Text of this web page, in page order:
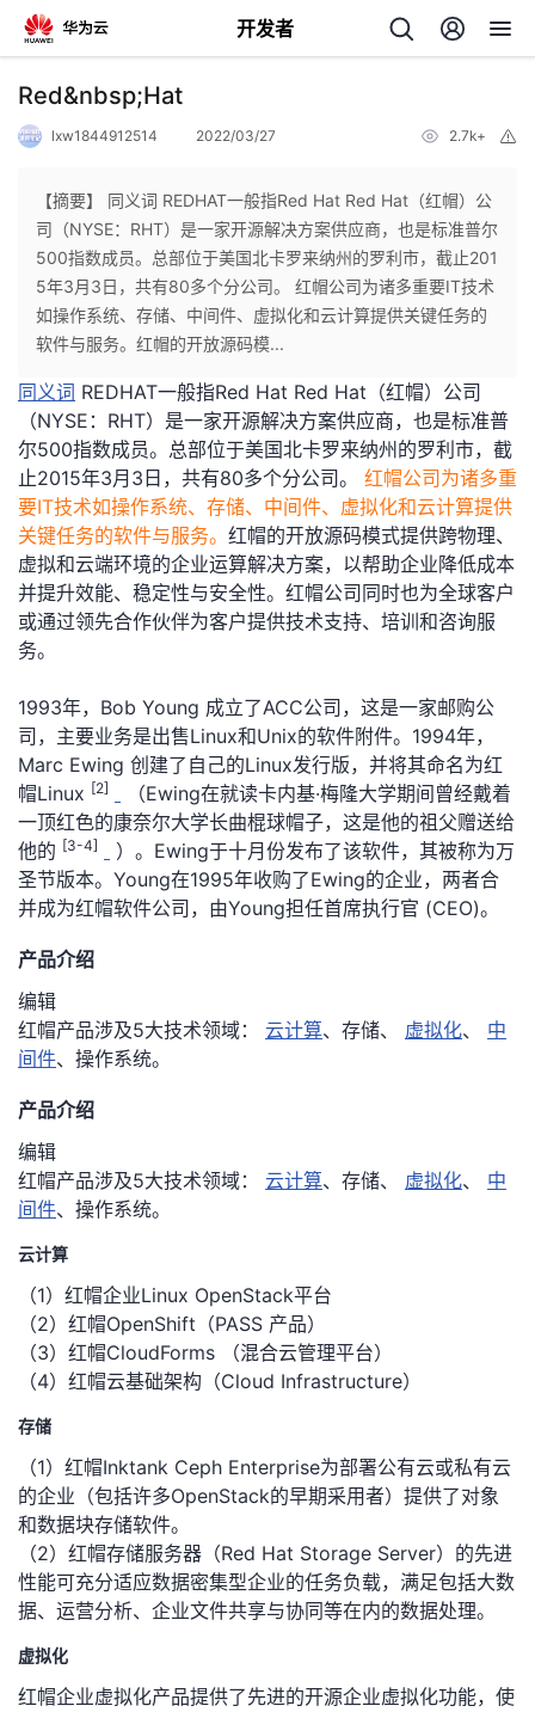
开发者
返
个
人
主
页
我
的
开
发
者
我
博
客
的
论
坛
我
的
圈
子
我
的
直
我
的
动
我
关
的
开
发
者
堂
我
课
程
的
认
证
我
的
实
我
的
我
的
Programs
我
的
支
我
的
术
支
持
我
云
声
建
Red&nbsp;Hat
lxw1844912514 2022/03/27 2.7k+
【摘要】 同义词 REDHAT一般指Red Hat Red Hat（红帽）公
司（NYSE：RHT）是一家开源解决方案供应商，也是标准普尔
500指数成员。总部位于美国北卡罗来纳州的罗利市，截止201
5年3月3日，共有80多个分公司。 红帽公司为诸多重要IT技术
如操作系统、存储、中间件、虚拟化和云计算提供关键任务的
软件与服务。红帽的开放源码模...
同义词 REDHAT一般指Red Hat Red Hat（红帽）公司
（NYSE：RHT）是一家开源解决方案供应商，也是标准普
尔500指数成员。总部位于美国北卡罗来纳州的罗利市，截
止2015年3月3日，共有80多个分公司。 红帽公司为诸多重
要IT技术如操作系统、存储、中间件、虚拟化和云计算提供
关键任务的软件与服务。 红帽的开放源码模式提供跨物理、
虚拟和云端环境的企业运算解决方案，以帮助企业降低成本
并提升效能、稳定性与安全性。红帽公司同时也为全球客户
或通过领先合作伙伴为客户提供技术支持、培训和咨询服
务。
1993年，Bob Young 成立了ACC公司，这是一家邮购公
司，主要业务是出售Linux和Unix的软件附件。1994年，
Marc Ewing 创建了自己的Linux发行版，并将其命名为红
帽Linux [2]
（Ewing在就读卡内基·梅隆大学期间曾经戴着
一顶红色的康奈尔大学长曲棍球帽子，这是他的祖父赠送给
他的 [3-4]
）。Ewing于十月份发布了该软件，其被称为万
圣节版本。Young在1995年收购了Ewing的企业，两者合
并成为红帽软件公司，由Young担任首席执行官 (CEO)。
产品介绍
编辑
红帽产品涉及5大技术领域： 云计算、存储、 虚拟化、 中
间件、操作系统。
产品介绍
编辑
红帽产品涉及5大技术领域： 云计算、存储、 虚拟化、 中
间件、操作系统。
云计算
（1）红帽企业Linux OpenStack平台
（2）红帽OpenShift（PASS 产品）
（3）红帽CloudForms （混合云管理平台）
（4）红帽云基础架构（Cloud Infrastructure）
存储
（1）红帽Inktank Ceph Enterprise为部署公有云或私有云
的企业（包括许多OpenStack的早期采用者）提供了对象
和数据块存储软件。
（2）红帽存储服务器（Red Hat Storage Server）的先进
性能可充分适应数据密集型企业的任务负载，满足包括大数
据、运营分析、企业文件共享与协同等在内的数据处理。
虚拟化
红帽企业虚拟化产品提供了先进的开源企业虚拟化功能，使